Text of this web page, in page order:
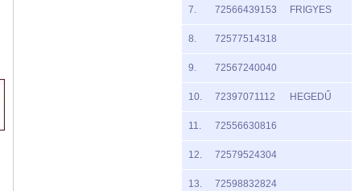
7. 72566439153 FRIGYES
8. 72577514318
9. 72567240040
10. 72397071112 HEGEDŰ
11. 72556630816
12. 72579524304
13. 72598832824